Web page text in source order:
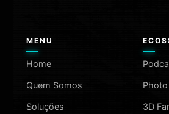
MENU
Home
Quem Somos
Soluções 3D